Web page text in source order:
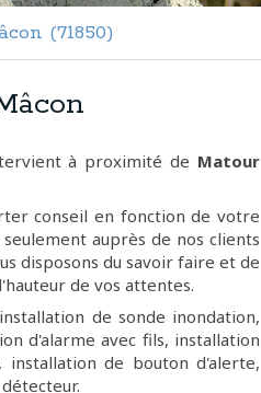
(71850)
à proximité de Matour
conseil en fonction de votre
auprès de nos clients
disposons du savoir faire et de
de vos attentes.
de sonde inondation,
d'alarme avec fils, installation
de bouton d'alerte,